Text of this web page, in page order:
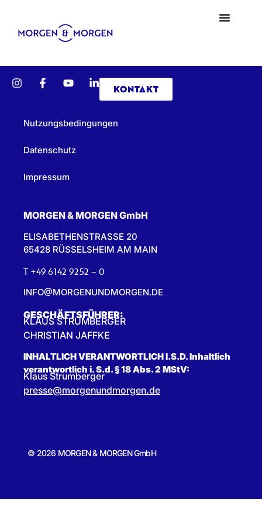
KONTAKT
Nutzungsbedingungen
Datenschutz
Impressum
MORGEN & MORGEN GmbH
ELISABETHENSTRASSE 20
65428 RÜSSELSHEIM AM MAIN
T +49 6142 9252 – 0
INFO@MORGENUNDMORGEN.DE
GESCHÄFTSFÜHRER:
KLAUS STRUMBERGER
CHRISTIAN JAFFKE
INHALTLICH VERANTWORTLICH I.S.D. Inhaltlich
verantwortlich i. S.d. § 18 Abs. 2 MStV:
Klaus Strumberger
presse@morgenundmorgen.de
© 2026 MORGEN & MORGEN GmbH